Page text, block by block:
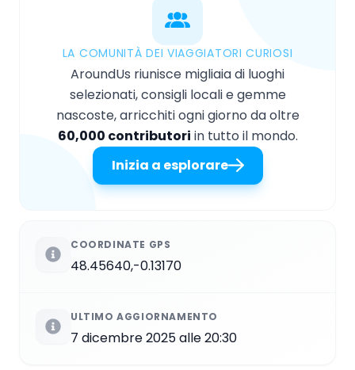
LA COMUNITÀ DEI VIAGGIATORI CURIOSI
AroundUs riunisce migliaia di luoghi
selezionati, consigli locali e gemme
nascoste, arricchiti ogni giorno da oltre
60,000 contributori in tutto il mondo.
Inizia a esplorare
COORDINATE GPS
48.45640,-0.13170
ULTIMO AGGIORNAMENTO
7 dicembre 2025 alle 20:30